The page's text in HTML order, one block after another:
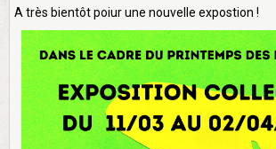
A très bientôt poiur une nouvelle expostion !